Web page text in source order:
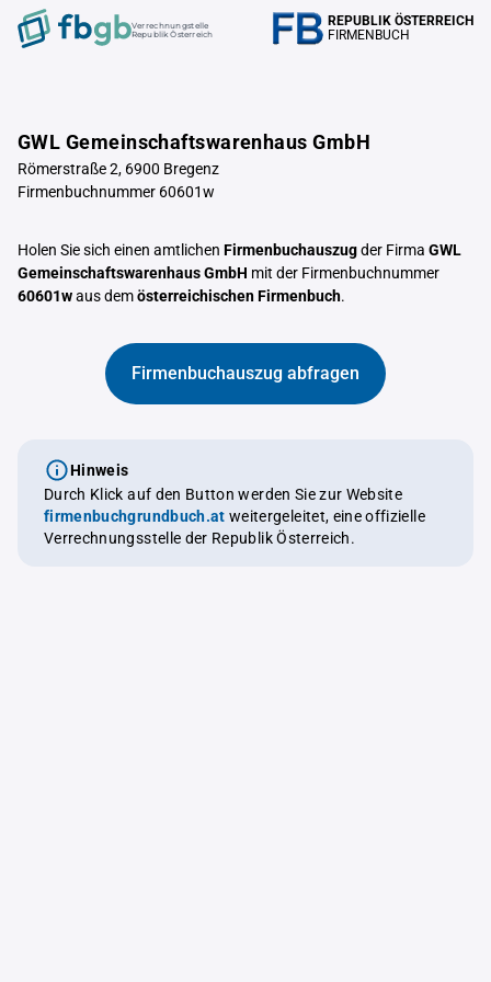
Verrechnungstelle
Republik Österreich
REPUBLIK ÖSTERREICH
FIRMENBUCH
GWL Gemeinschaftswarenhaus GmbH
Römerstraße 2, 6900 Bregenz
Firmenbuchnummer 60601w
Holen Sie sich einen amtlichen Firmenbuchauszugder Firma GWL
Gemeinschaftswarenhaus GmbH mit der Firmenbuchnummer
60601waus demösterreichischen Firmenbuch.
Firmenbuchauszug abfragen
Hinweis
Durch Klick auf den Button werden Sie zur Website
firmenbuchgrundbuch.at weitergeleitet, eine offizielle
Verrechnungsstelle der Republik Österreich.